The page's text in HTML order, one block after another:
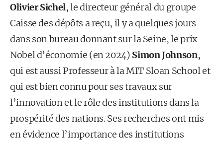
Olivier Sichel, le directeur général du groupe
Caisse des dépôts a reçu, il y a quelques jours
dans son bureau donnant sur la Seine, le prix
Nobel d’économie (en 2024) Simon Johnson,
qui est aussi Professeur à la MIT Sloan School et
qui est bien connu pour ses travaux sur
l’innovation et le rôle des institutions dans la
prospérité des nations. Ses recherches ont mis
en évidence l’importance des institutions